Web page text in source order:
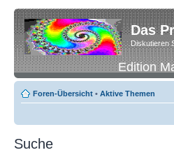
Das
Diskutieren
Edition
Foren-Übersicht • Aktive Themen
Suche